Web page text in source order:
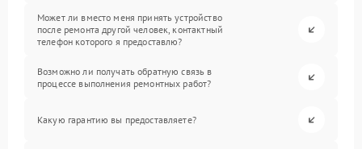
Может ли вместо меня принять устройство
после ремонта другой человек, контактный
телефон которого я предоставлю?
Возможно ли получать обратную связь в
процессе выполнения ремонтных работ?
Какую гарантию вы предоставляете?